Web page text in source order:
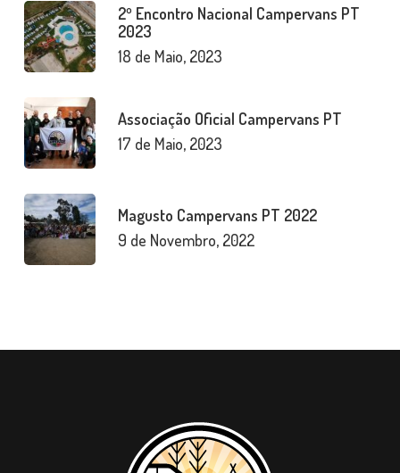
2º Encontro Nacional Campervans PT
2023
18 de Maio, 2023
Associação Oficial Campervans PT
17 de Maio, 2023
Magusto Campervans PT 2022
9 de Novembro, 2022